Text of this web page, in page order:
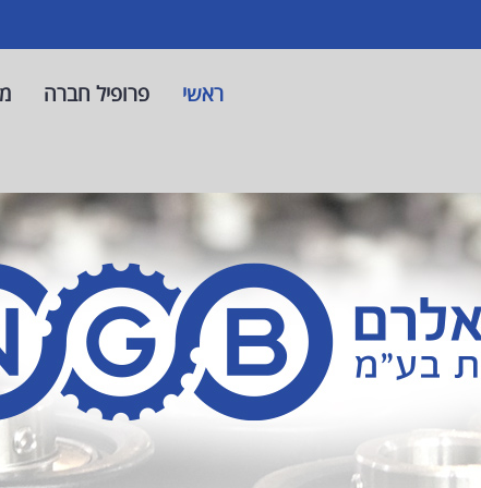
ראשי פרופיל חברה